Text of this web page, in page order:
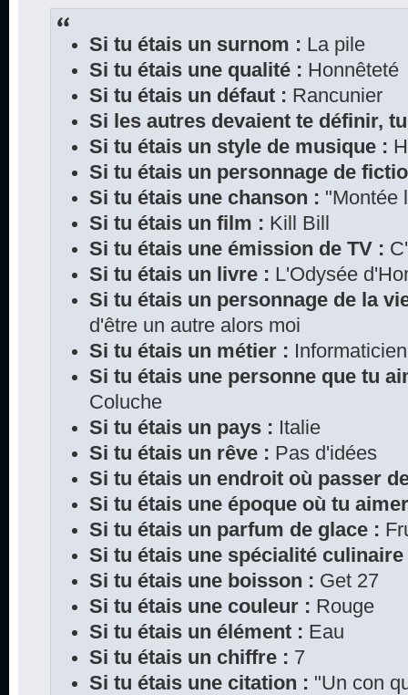
Si tu étais un surnom : La pile
Si tu étais une qualité : Honnêteté
Si tu étais un défaut : Rancunier
Si les autres devaient te définir,
Si tu étais un style de musique :
Si tu étais un personnage de
Si tu étais une chanson : "Montée
Si tu étais un film : Kill Bill
Si tu étais une émission de TV :
Si tu étais un livre : L'Odysée
Si tu étais un personnage de la
d'être un autre alors moi
Si tu étais un métier : Informaticien
Si tu étais une personne que tu
Coluche
Si tu étais un pays : Italie
Si tu étais un rêve : Pas d'idées
Si tu étais un endroit où passer
Si tu étais une époque où tu
Si tu étais un parfum de glace :
Si tu étais une spécialité culinaire
Si tu étais une boisson : Get 27
Si tu étais une couleur : Rouge
Si tu étais un élément : Eau
Si tu étais un chiffre : 7
Si tu étais une citation : "Un con